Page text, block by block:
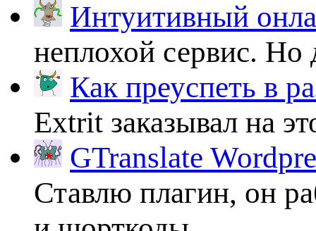
Интуитивный
неплохой сервис.
Как преуспеть в
Extrit заказывал на
GTranslate
Ставлю плагин, он